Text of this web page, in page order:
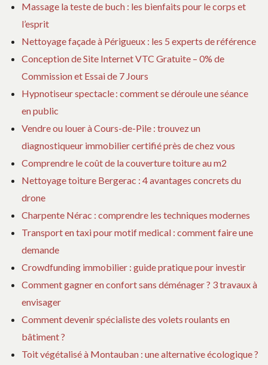
Massage la teste de buch : les bienfaits pour le corps et
l’esprit
Nettoyage façade à Périgueux : les 5 experts de référence
Conception de Site Internet VTC Gratuite – 0% de
Commission et Essai de 7 Jours
Hypnotiseur spectacle : comment se déroule une séance
en public
Vendre ou louer à Cours-de-Pile : trouvez un
diagnostiqueur immobilier certifié près de chez vous
Comprendre le coût de la couverture toiture au m2
Nettoyage toiture Bergerac : 4 avantages concrets du
drone
Charpente Nérac : comprendre les techniques modernes
Transport en taxi pour motif medical : comment faire une
demande
Crowdfunding immobilier : guide pratique pour investir
Comment gagner en confort sans déménager ? 3 travaux à
envisager
Comment devenir spécialiste des volets roulants en
bâtiment ?
Toit végétalisé à Montauban : une alternative écologique ?